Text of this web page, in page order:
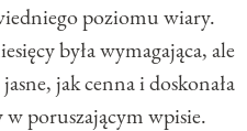
poziomu wiary.
była wymagająca, ale
jak cenna i doskonała
w poruszającym wpisie.